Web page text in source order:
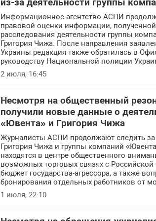
из-за деятельности группы
Информационное агентство АСПИ
правовой оценки информации,
расследования деятельности группы
Григория Чижа. После направления
Украины редакция также обратилась в
руководству Национальной полиции
2 июля, 16:45
Несмотря на общественный
получили новые данные о
«Ювента» и Григория Чижа
Журналисты АСПИ продолжают следить за
Григория Чижа и группы компаний
находятся в центре общественного
возможных торговых связях с Российской
бюджет государства-агрессора, а также
бронирования отдельных работников от
1 июля, 22:10